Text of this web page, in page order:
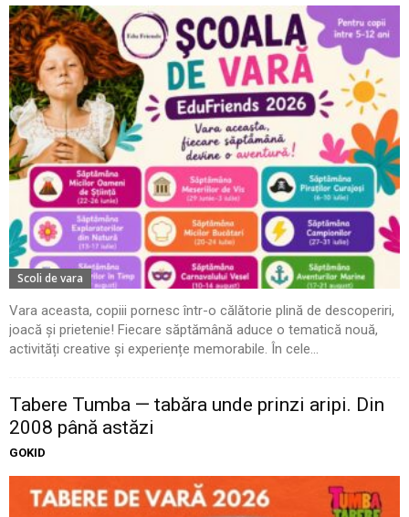
Scoli de vara
Vara aceasta, copiii pornesc într-o călătorie plină de descoperiri,
joacă și prietenie! Fiecare săptămână aduce o tematică nouă,
activități creative și experiențe memorabile. În cele...
Tabere Tumba — tabăra unde prinzi aripi. Din
2008 până astăzi
GOKID